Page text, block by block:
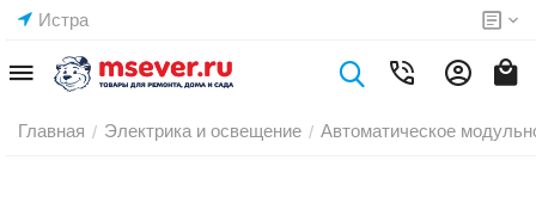
Истра
Главная / Электрика и освещение / Автоматическое